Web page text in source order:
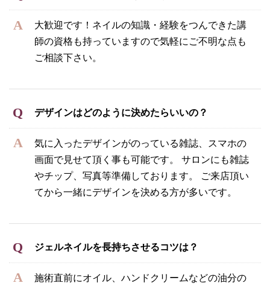
大歓迎です！ネイルの知識・経験をつんできた講
師の資格も持っていますので気軽にご不明な点も
ご相談下さい。
デザインはどのように決めたらいいの？
気に入ったデザインがのっている雑誌、スマホの
画面で見せて頂く事も可能です。 サロンにも雑誌
やチップ、写真等準備しております。 ご来店頂い
てから一緒にデザインを決める方が多いです。
ジェルネイルを長持ちさせるコツは？
施術直前にオイル、ハンドクリームなどの油分の